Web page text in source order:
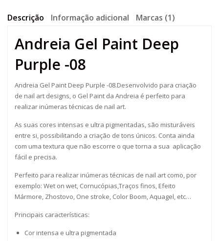
Descrição Informação adicional Marcas (1)
Andreia Gel Paint Deep
Purple -08
Andreia Gel Paint Deep Purple -08.Desenvolvido para criação
de nail art designs, o Gel Paint da Andreia é perfeito para
realizar inúmeras técnicas de nail art.
As suas cores intensas e ultra pigmentadas, são misturáveis
entre si, possibilitando a criação de tons únicos. Conta ainda
com uma textura que não escorre o que torna a sua aplicação
fácil e precisa.
Perfeito para realizar inúmeras técnicas de nail art como, por
exemplo: Wet on wet, Cornucópias,Traços finos, Efeito
Mármore, Zhostovo, One stroke, Color Boom, Aquagel, etc…
Principais características:
Cor intensa e ultra pigmentada